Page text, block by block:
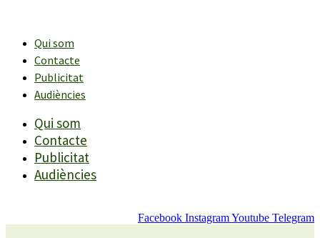
contingutQui som
Contacte
Publicitat
Audiències
Qui som
Contacte
Publicitat
Audiències
Facebook InstagramYoutube Telegram